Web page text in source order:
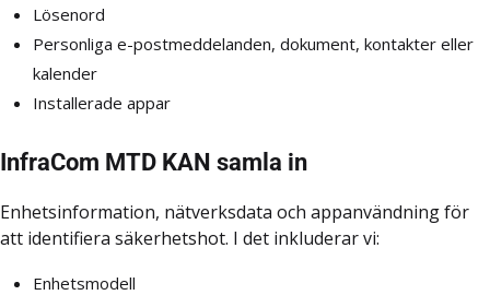
Lösenord
Personliga e-postmeddelanden, dokument, kontakter eller
kalender
Installerade appar
InfraCom MTD KAN samla in
Enhetsinformation, nätverksdata och appanvändning för
att identifiera säkerhetshot. I det inkluderar vi:
Enhetsmodell